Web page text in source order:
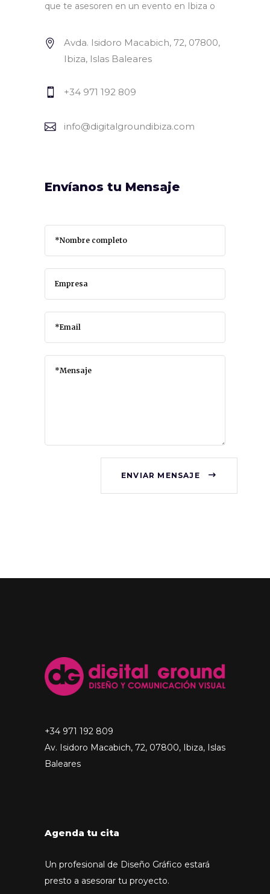
que te asesoren en un evento en Ibiza o
Avda. Isidoro Macabich, 72, 07800,
Ibiza, Islas Baleares
+34 971 192 809
info@digitalgroundibiza.com
Envíanos tu Mensaje
ENVIAR MENSAJE
+34 971 192 809
Av. Isidoro Macabich, 72, 07800, Ibiza, Islas
Baleares
Agenda tu cita
Un profesional de Diseño Gráfico estará
presto a asesorar tu proyecto.